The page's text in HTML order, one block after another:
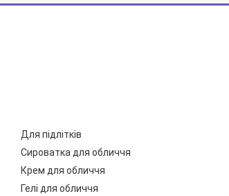
Для підлітків
Сироватка для обличчя
Крем для обличчя
Гелі для обличчя